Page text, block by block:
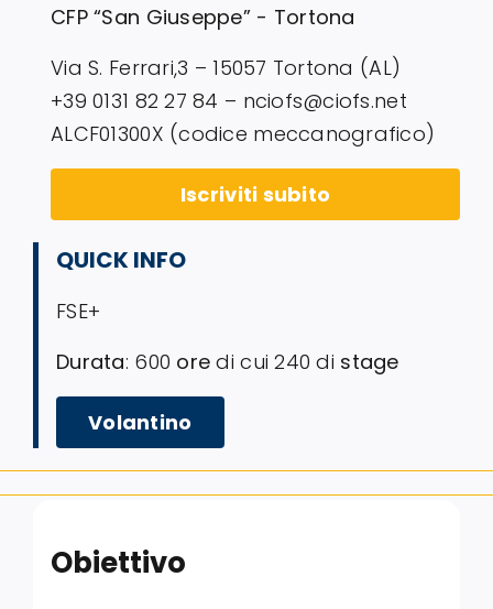
CFP “San Giuseppe” - Tortona
Via S. Ferrari,3 – 15057 Tortona (AL)
+39 0131 82 27 84 – nciofs@ciofs.net
ALCF01300X (codice meccanografico)
Iscriviti subito
QUICK INFO
FSE+
Durata: 600 ore di cui 240 di stage
Volantino
Obiettivo